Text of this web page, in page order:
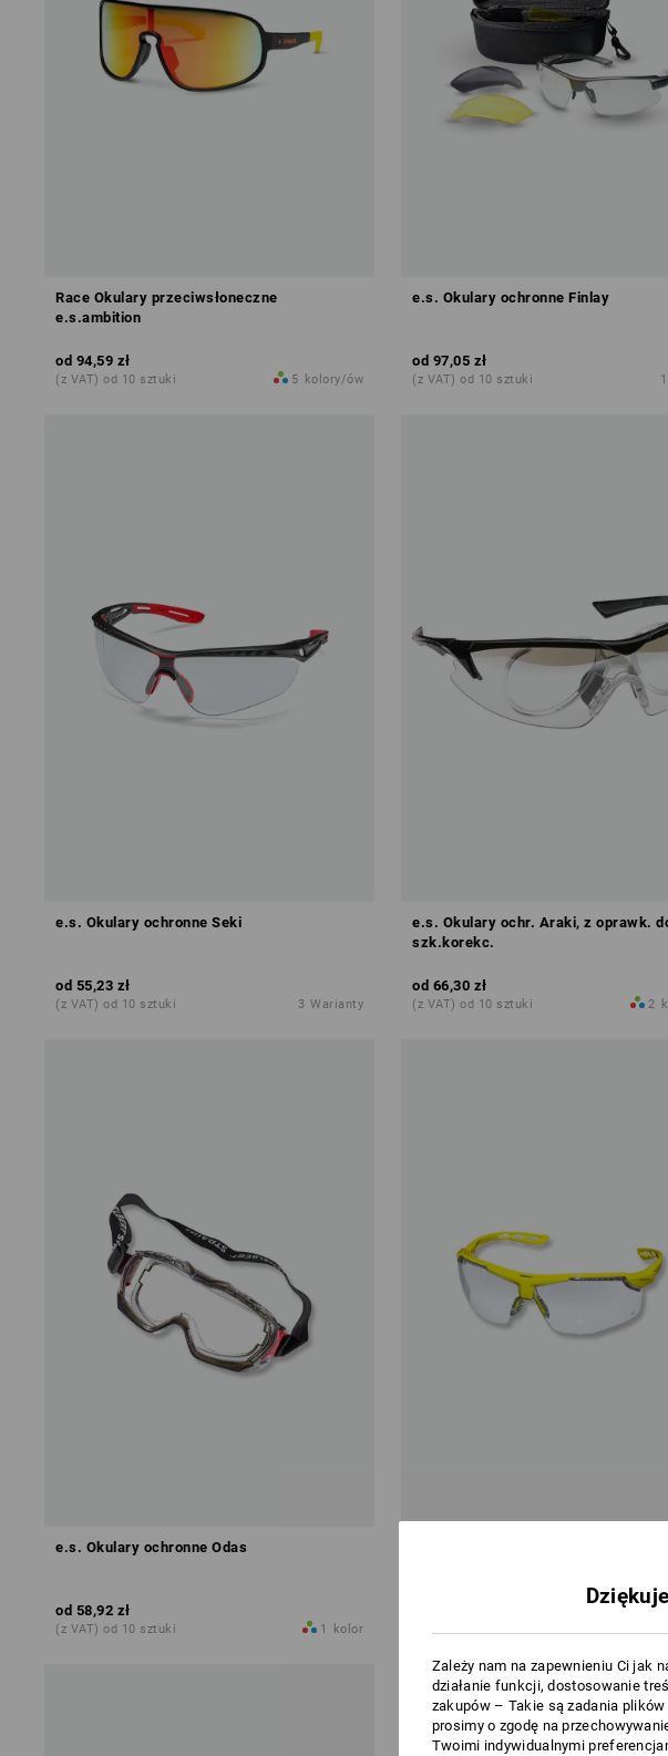
Race Okulary przeciwsłoneczne
e.s.ambition
od 94,59 zł
(z VAT) od 10 sztuki 5 kolory/ów
e.s. Okulary ochronne Finlay
od 97,05 zł
(z VAT) od 10 sztuki 1
e.s. Okulary ochronne Seki
od 55,23 zł
(z VAT) od 10 sztuki 3 Warianty
e.s. Okulary ochr. Araki, z oprawk.
szk.korekc.
od 66,30 zł
(z VAT) od 10 sztuki 2
e.s. Okulary ochronne Odas
od 58,92 zł
(z VAT) od 10 sztuki 1 kolor
Zależy nam na zapewnieniu Ci jak
działanie funkcji, dostosowanie
zakupów – Takie są zadania
prosimy o zgodę na
Twoimi indywidualnymi